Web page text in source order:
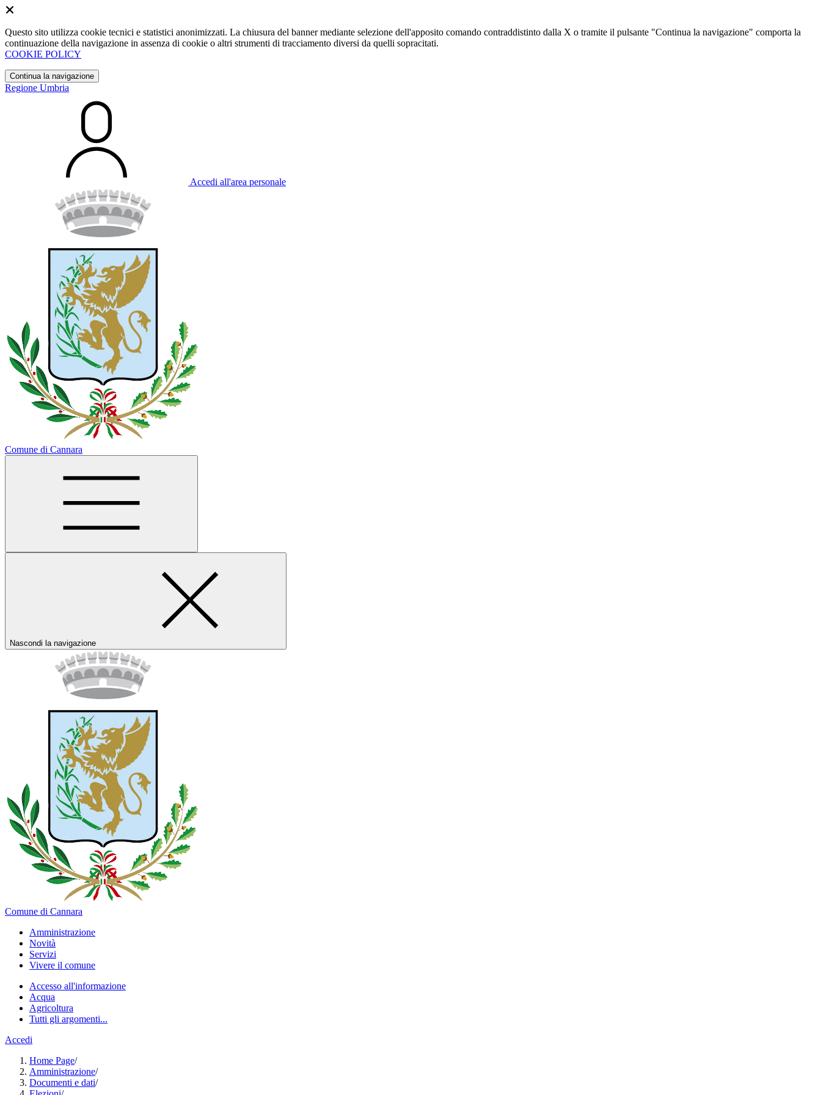
Questo sito utilizza cookie tecnici e statistici anonimizzati. La chiusura del banner mediante selezione dell'apposito comando contraddistinto dalla X o tramite il pulsante "Continua la navigazione" comporta la
continuazione della navigazione in assenza di cookie o altri strumenti di tracciamento diversi da quelli sopracitati.
COOKIE POLICY
Continua la navigazione
Regione Umbria
Accedi all'area personale
Comune di Cannara
Nascondi la navigazione
Comune di Cannara
Amministrazione
Novità
Servizi
Vivere il comune
Accesso all'informazione
Acqua
Agricoltura
Tutti gli argomenti...
Accedi
Home Page/
Amministrazione/
Documenti e dati/